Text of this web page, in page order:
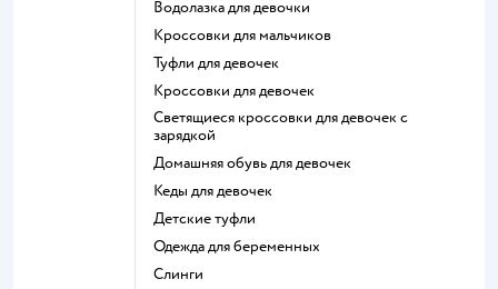
Водолазка для девочки
Кроссовки для мальчиков
Туфли для девочек
Кроссовки для девочек
Светящиеся кроссовки для девочек с
зарядкой
Домашняя обувь для девочек
Кеды для девочек
Детские туфли
Одежда для беременных
Слинги